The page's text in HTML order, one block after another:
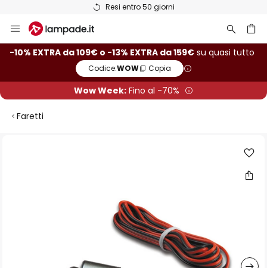
Resi entro 50 giorni
Salta
al
contenuto
-10% EXTRA da 109€ o -13% EXTRA da 159€ su quasi tutto
Codice:WOW Copia
Wow Week: Fino al -70%
Faretti